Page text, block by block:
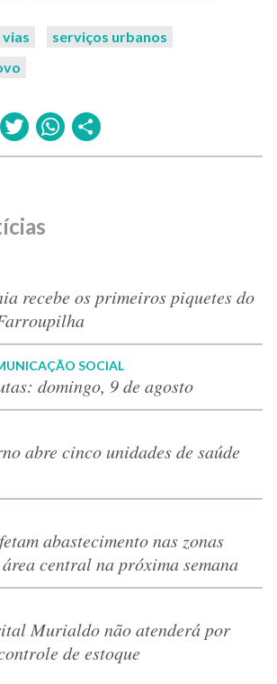
serviços urbanos
Facebook
TwitterWhatsApp
recebe os primeiros piquetes do
SOCIAL
domingo, 9 de agosto
abre cinco unidades de saúde
abastecimento nas zonas
central na próxima semana
Murialdo não atenderá por
de estoque